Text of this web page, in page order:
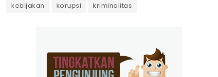
kebijakan
korupsi kriminalitas